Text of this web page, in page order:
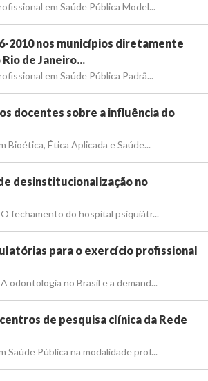
em Saúde Pública Model...
2010 nos municípios diretamente
de Janeiro...
em Saúde Pública Padrã...
docentes sobre a influência do
Bioética, Ética Aplicada e Saúde...
desinstitucionalização no
fechamento do hospital psiquiátr...
para o exercício profissional
odontologia no Brasil e a demand...
de pesquisa clínica da Rede
Pública na modalidade prof...